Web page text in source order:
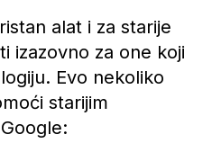
alat i za starije
izazovno za one koji
Evo nekoliko
starijim